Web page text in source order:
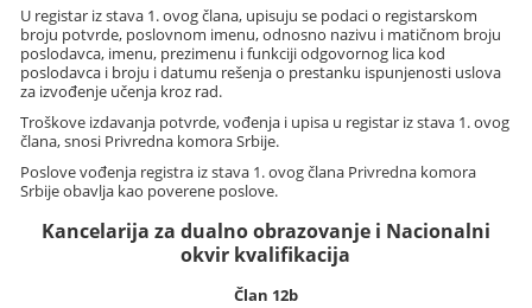
U registar iz stava 1. ovog člana, upisuju se podaci o registarskom
broju potvrde, poslovnom imenu, odnosno nazivu i matičnom broju
poslodavca, imenu, prezimenu i funkciji odgovornog lica kod
poslodavca i broju i datumu rešenja o prestanku ispunjenosti uslova
za izvođenje učenja kroz rad.
Troškove izdavanja potvrde, vođenja i upisa u registar iz stava 1. ovog
člana, snosi Privredna komora Srbije.
Poslove vođenja registra iz stava 1. ovog člana Privredna komora
Srbije obavlja kao poverene poslove.
Kancelarija za dualno obrazovanje i Nacionalni
okvir kvalifikacija
Član 12b